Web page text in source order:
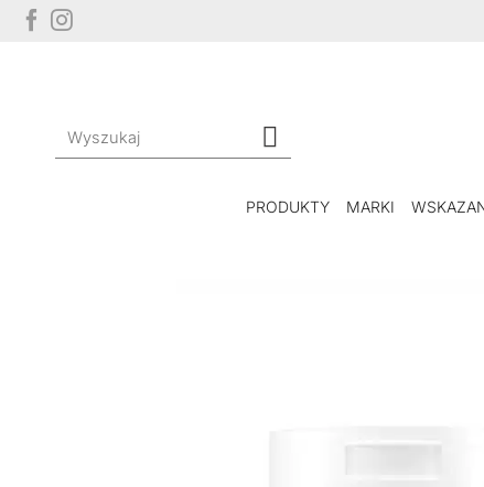
Przewiń
Szukaj:
PRODUKTY MARKI